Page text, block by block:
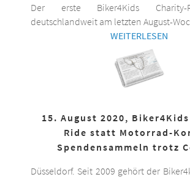
Der erste Biker4Kids Charity-
deutschlandweit am letzten August-
WEITERLESEN
15. August 2020,
Ride statt Motorrad-
Spendensammeln trotz
Düsseldorf. Seit 2009 gehört der